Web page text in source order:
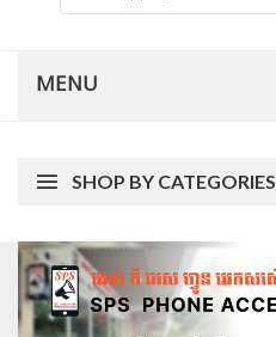
SHOP BY CATEGORIES